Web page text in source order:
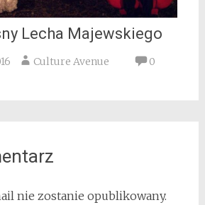
Lecha Majewskiego
Culture Avenue
0
nie zostanie opublikowany.